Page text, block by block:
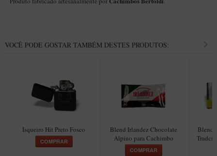
Sextavado
Speciale
BB Liso e Rústico
Barolo
CACHIMBOS ARTESANAIS DE BRIAR ITALIANO
VOCÊ PODE GOSTAR TAMBÉM DESTES PRODUTOS:
Isqueiro Hit Preto Fosco
COMPRAR
Blend Irlandez Chocolate
Alpino para Cachimbo
COMPRAR
Blend